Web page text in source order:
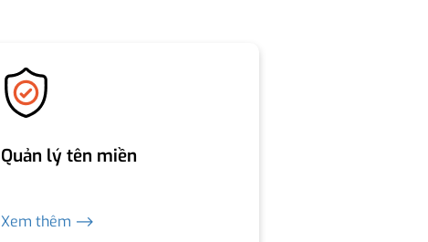
Quản lý tên miền
Xem thêm ⟶